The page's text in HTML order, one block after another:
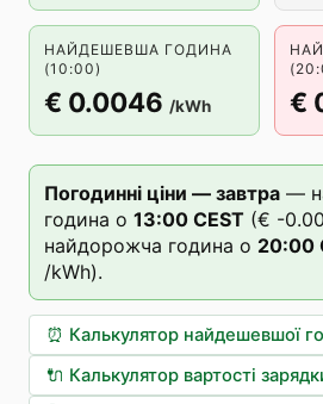
НАЙДЕШЕВША ГОДИНА
(10:00)
€ 0.0046 /kWh €
Погодинні ціни — завтра —
година о 13:00 CEST (€ -
найдорожча година о 20:00
/kWh).
⏰ Калькулятор найдешевшої
🔌 Калькулятор вартості